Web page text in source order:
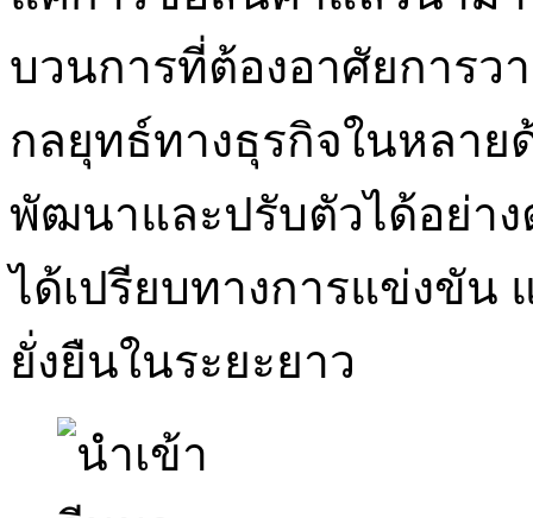
บวนการที่ต้องอาศัยการว
กลยุทธ์ทางธุรกิจในหลาย
พัฒนาและปรับตัวได้อย่าง
ได้เปรียบทางการแข่งขัน
ยั่งยืนในระยะยาว